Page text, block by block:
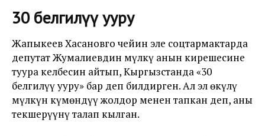
30 белгилүү ууру
Жапыкеев Хасановго чейин эле соцтармактарда
депутат Жумалиевдин мүлкү анын кирешесине
туура келбесин айтып, Кыргызстанда «30
белгилүү ууру» бар деп билдирген. Ал эл өкүлү
мүлкүн күмөндүү жолдор менен тапкан деп, аны
текшерүүнү талап кылган.